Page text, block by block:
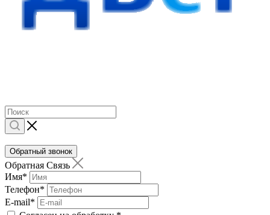
Обратный звонок
Обратная Связь
Имя*
Телефон*
E-mail*